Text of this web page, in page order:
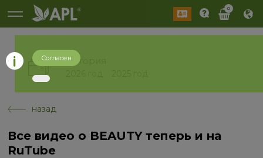
0
История
назад
Все видео о BEAUTY теперь и на
RuTube
Согласен